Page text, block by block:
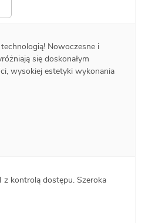
Nowoczesne i
się doskonałym
wysokiej estetyki wykonania
z kontrolą dostępu. Szeroka